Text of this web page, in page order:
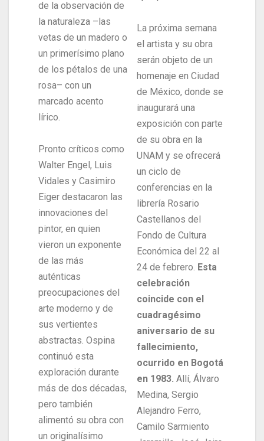
de la observación de
la naturaleza –las
vetas de un madero o
un primerísimo plano
de los pétalos de una
rosa– con un
marcado acento
lírico.
Pronto críticos como
Walter Engel, Luis
Vidales y Casimiro
Eiger destacaron las
innovaciones del
pintor, en quien
vieron un exponente
de las más
auténticas
preocupaciones del
arte moderno y de
sus vertientes
abstractas. Ospina
continuó esta
exploración durante
más de dos décadas,
pero también
alimentó su obra con
un originalísimo
La próxima semana
el artista y su obra
serán objeto de un
homenaje en Ciudad
de México, donde se
inaugurará una
exposición con parte
de su obra en la
UNAM y se ofrecerá
un ciclo de
conferencias en la
librería Rosario
Castellanos del
Fondo de Cultura
Económica del 22 al
24 de febrero. Esta
celebración
coincide con el
cuadragésimo
aniversario de su
fallecimiento,
ocurrido en Bogotá
en 1983. Allí, Álvaro
Medina, Sergio
Alejandro Ferro,
Camilo Sarmiento